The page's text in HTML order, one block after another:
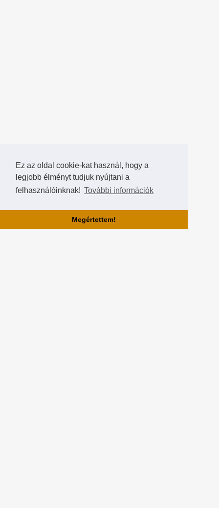
Ez az oldal cookie-kat használ, hogy a
legjobb élményt tudjuk nyújtani a
felhasználóinknak! További információk
Megértettem!